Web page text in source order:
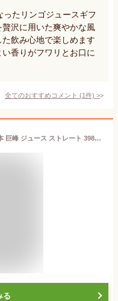
たリンゴジュースギフ
贅沢に用いた爽やかな風
飲み心地で楽しめます
香りがフワリとお口に
全てのおすすめコメント (1件) >
ぶとうジュース 巨峰100％ 720ml 1本 巨峰 ジュース ストレート 3980円以上送料無料 長野県 飯綱町 いいづなファーム 信州 ギフト 葡萄 ブドウ 長野
る